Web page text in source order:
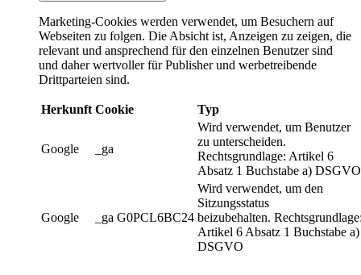
Marketing-Cookies werden verwendet, um Besuchern auf
Webseiten zu folgen. Die Absicht ist, Anzeigen zu zeigen, die
relevant und ansprechend für den einzelnen Benutzer sind
und daher wertvoller für Publisher und werbetreibende
Drittparteien sind.
Herkunft Cookie Typ
Google _ga
Wird verwendet, um Benutzer
zu unterscheiden.
Rechtsgrundlage: Artikel 6
Absatz 1 Buchstabe a) DSGVO
Google _ga G0PCL6BC24
Wird verwendet, um den
Sitzungsstatus
beizubehalten.
Artikel 6 Absatz 1 Buchstabe a)
DSGVO